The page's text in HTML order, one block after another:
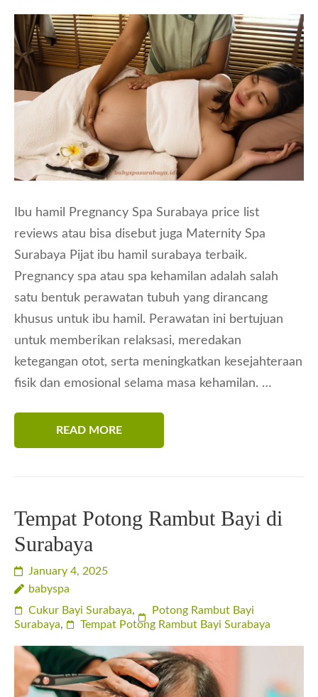
Ibu hamil Pregnancy Spa Surabaya price list
reviews atau bisa disebut juga Maternity Spa
Surabaya Pijat ibu hamil surabaya terbaik.
Pregnancy spa atau spa kehamilan adalah salah
satu bentuk perawatan tubuh yang dirancang
khusus untuk ibu hamil. Perawatan ini bertujuan
untuk memberikan relaksasi, meredakan
ketegangan otot, serta meningkatkan kesejahteraan
fisik dan emosional selama masa kehamilan. …
READ MORE
Tempat Potong Rambut Bayi di
Surabaya
January 4, 2025
babyspa
Cukur Bayi Surabaya,
Potong Rambut Bayi
Surabaya, Tempat Potong Rambut Bayi Surabaya